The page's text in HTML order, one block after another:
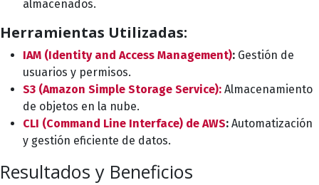
almacenados.
Herramientas Utilizadas:
IAM (Identity and Access Management): Gestión de
usuarios y permisos.
S3 (Amazon Simple Storage Service): Almacenamiento
de objetos en la nube.
CLI (Command Line Interface) de AWS: Automatización
y gestión eficiente de datos.
Resultados y Beneficios